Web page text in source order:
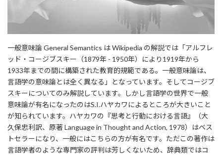
一般意味論 General Semantics は Wikipedia の解説では「アルフレ
ッド・コージブスキー（1879年 - 1950年）により1919年から
1933年までの間に構築された教育的規範である。一般意味論は、
言語学の意味論とは全く異なる」となっています。そしてコージブ
スキーについてのみ解説しています。しかし言語学の世界で一般
意味論が有名になったのはS.I.ハヤカワによるところが大きいこと
が知られています。ハヤカワの『思考と行動における言語』（大
久保忠利訳、原著 Language in Thought and Action, 1978）はベス
トセラーになり、一般にはこちらの方が有名です。ただこの著作は
言語学者のような専門家の評判は芳しくないため、辞典類ではコ